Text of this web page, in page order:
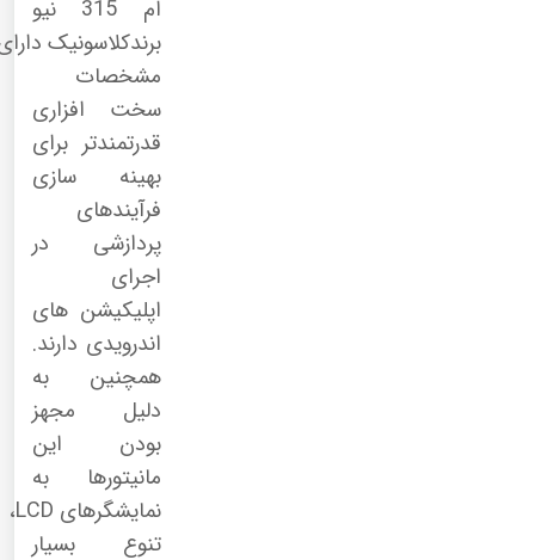
ام 315 نیو
برندکلاسونیک
مشخصات
سخت افزاری
قدرتمندتر برای
بهینه سازی
فرآیندهای
پردازشی در
اجرای
اپلیکیشن های
اندرویدی دارند.
همچنین به
دلیل مجهز
بودن این
مانیتورها به
نمایشگرهای LCD،
تنوع بسیار